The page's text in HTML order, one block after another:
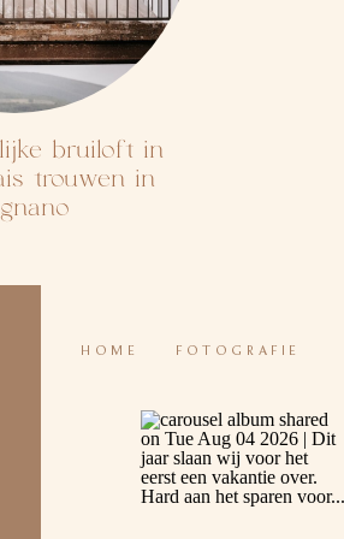
bruiloft in
trouwen in
FOTOGRAFIE
HOME